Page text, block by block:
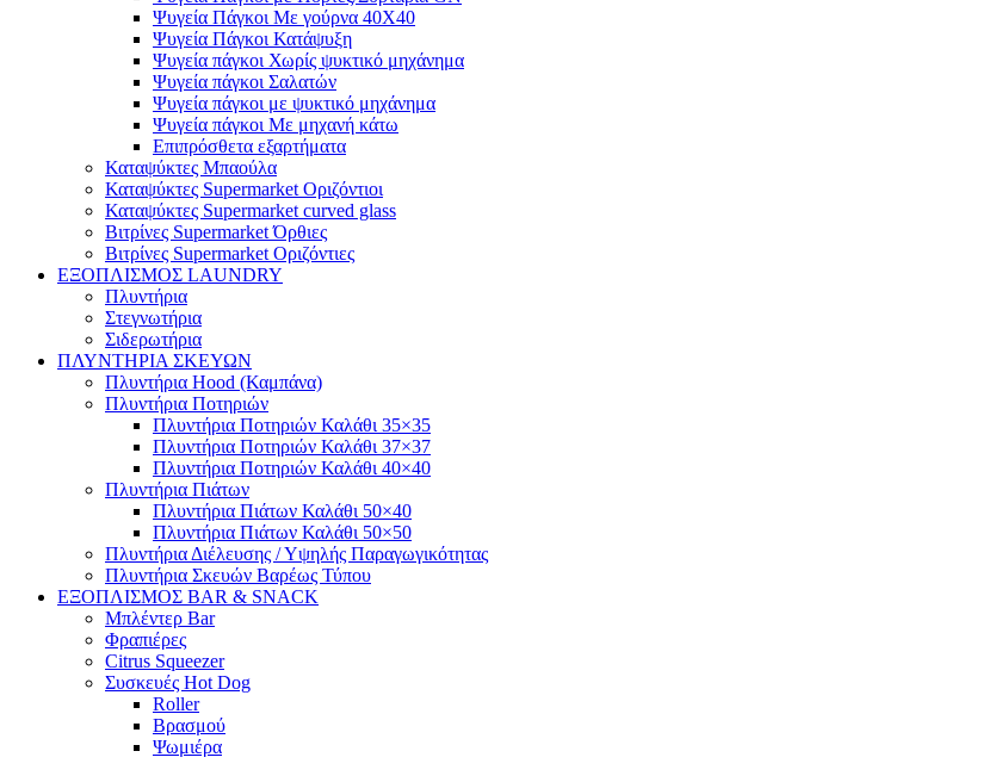
Ψυγεία Πάγκοι Με γούρνα 40Χ40
Ψυγεία Πάγκοι Κατάψυξη
Ψυγεία πάγκοι Χωρίς ψυκτικό μηχάνημα
Ψυγεία πάγκοι Σαλατών
Ψυγεία πάγκοι με ψυκτικό μηχάνημα
Ψυγεία πάγκοι Με μηχανή κάτω
Επιπρόσθετα εξαρτήματα
Καταψύκτες Μπαούλα
Καταψύκτες Supermarket Οριζόντιοι
Καταψύκτες Supermarket curved glass
Βιτρίνες Supermarket Όρθιες
Βιτρίνες Supermarket Οριζόντιες
ΕΞΟΠΛΙΣΜΟΣ LAUNDRY
Πλυντήρια
Στεγνωτήρια
Σιδερωτήρια
ΠΛΥΝΤΗΡΙΑ ΣΚΕΥΩΝ
Πλυντήρια Hood (Καμπάνα)
Πλυντήρια Ποτηριών
Πλυντήρια Ποτηριών Καλάθι 35×35
Πλυντήρια Ποτηριών Καλάθι 37×37
Πλυντήρια Ποτηριών Καλάθι 40×40
Πλυντήρια Πιάτων
Πλυντήρια Πιάτων Καλάθι 50×40
Πλυντήρια Πιάτων Καλάθι 50×50
Πλυντήρια Διέλευσης / Υψηλής Παραγωγικότητας
Πλυντήρια Σκευών Βαρέως Τύπου
ΕΞΟΠΛΙΣΜΟΣ BAR & SNACK
Μπλέντερ Bar
Φραπιέρες
Citrus Squeezer
Συσκευές Hot Dog
Roller
Βρασμού
Ψωμιέρα